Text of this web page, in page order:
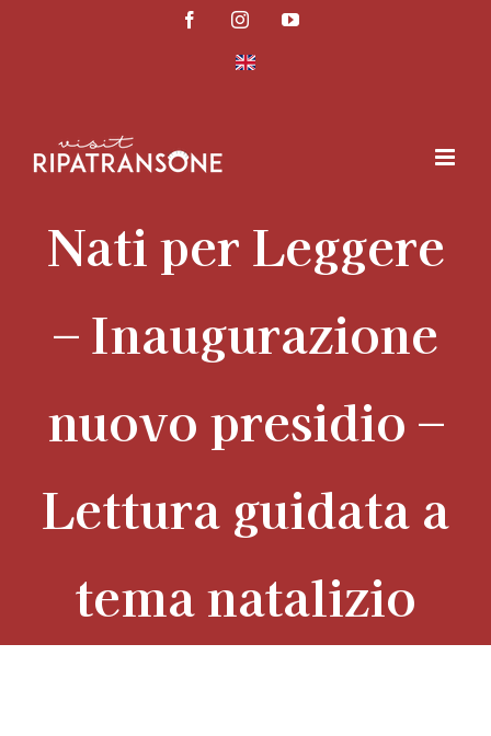
FacebookInstagramYouTube
Nati per Leggere
– Inaugurazione
nuovo presidio –
Lettura guidata a
tema natalizio